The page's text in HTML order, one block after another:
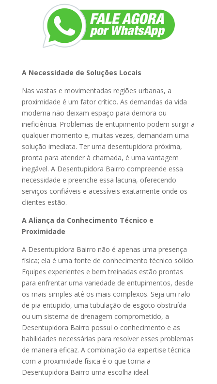
A Necessidade de Soluções Locais
Nas vastas e movimentadas regiões urbanas, a
proximidade é um fator crítico. As demandas da vida
moderna não deixam espaço para demora ou
ineficiência. Problemas de entupimento podem surgir a
qualquer momento e, muitas vezes, demandam uma
solução imediata. Ter uma desentupidora próxima,
pronta para atender à chamada, é uma vantagem
inegável. A Desentupidora Bairro compreende essa
necessidade e preenche essa lacuna, oferecendo
serviços confiáveis e acessíveis exatamente onde os
clientes estão.
A Aliança da Conhecimento Técnico e
Proximidade
A Desentupidora Bairro não é apenas uma presença
física; ela é uma fonte de conhecimento técnico sólido.
Equipes experientes e bem treinadas estão prontas
para enfrentar uma variedade de entupimentos, desde
os mais simples até os mais complexos. Seja um ralo
de pia entupido, uma tubulação de esgoto obstruída
ou um sistema de drenagem comprometido, a
Desentupidora Bairro possui o conhecimento e as
habilidades necessárias para resolver esses problemas
de maneira eficaz. A combinação da expertise técnica
com a proximidade física é o que torna a
Desentupidora Bairro uma escolha ideal.